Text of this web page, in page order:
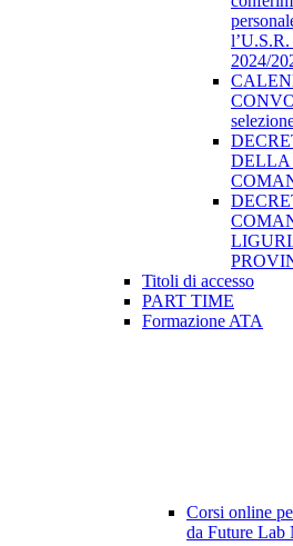
2024/
DELLA
Titoli di accesso
PART TIME
Formazione ATA
Corsi online
da Future Lab